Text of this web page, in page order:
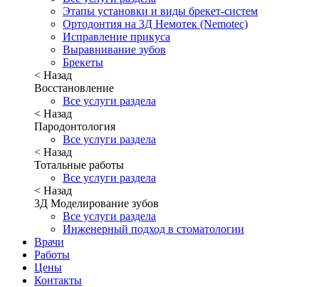
Этапы установки и виды брекет-систем
Ортодонтия на 3Д Немотек (Nemotec)
Исправление прикуса
Выравнивание зубов
Брекеты
< Назад
Восстановление
Все услуги раздела
< Назад
Пародонтология
Все услуги раздела
< Назад
Тотальные работы
Все услуги раздела
< Назад
3Д Моделирование зубов
Все услуги раздела
Инженерный подход в стоматологии
Врачи
Работы
Цены
Контакты